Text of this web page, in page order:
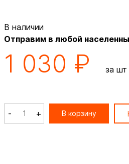
В наличии
Отправим в любой
1 030 ₽ за шт
- + В корзину